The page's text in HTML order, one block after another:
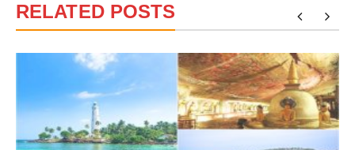
RELATED POSTS